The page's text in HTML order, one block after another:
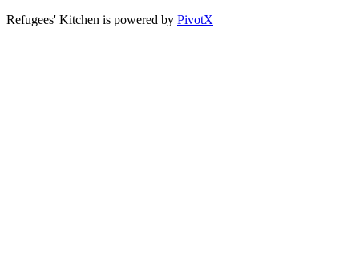
Refugees' Kitchen is powered by PivotX